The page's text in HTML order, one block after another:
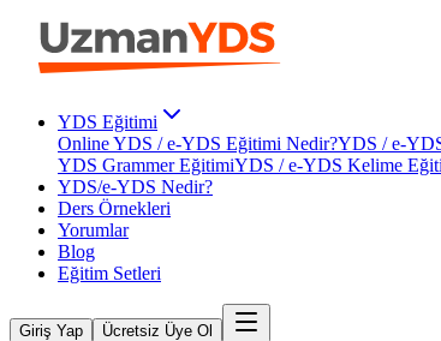
YDS Eğitimi
Online YDS / e-YDS Eğitimi Nedir?YDS / e-
YDS Grammer EğitimiYDS / e-YDS Kelime
YDS/e-YDS Nedir?
Ders Örnekleri
Yorumlar
Blog
Eğitim Setleri
Giriş Yap Ücretsiz Üye Ol